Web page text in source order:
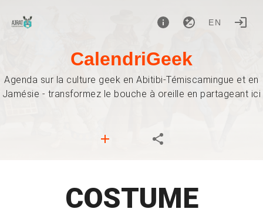
EN
CalendriGeek
Agenda sur la culture geek en Abitibi-Témiscamingue et en
Jamésie - transformez le bouche à oreille en partageant ici
COSTUME